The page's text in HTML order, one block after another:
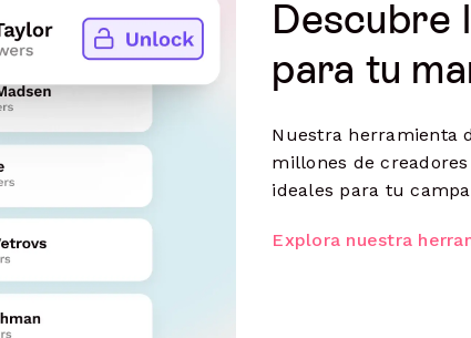
Descubre
para tu
Nuestra herramienta
millones de
ideales para tu
Explora nuestra